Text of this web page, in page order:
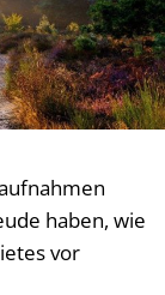
haben, wie
vor